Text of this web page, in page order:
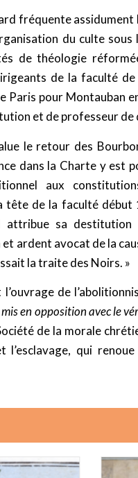
fréquente
du culte
de théologie
de la faculté
Paris pour Montauban
et de professeur
le retour des
dans la Charte y est
aux
tête de la faculté
attribue sa
ardent avocat de la
la traite des Noirs. »
de
mis en opposition avec le
de la morale
qui